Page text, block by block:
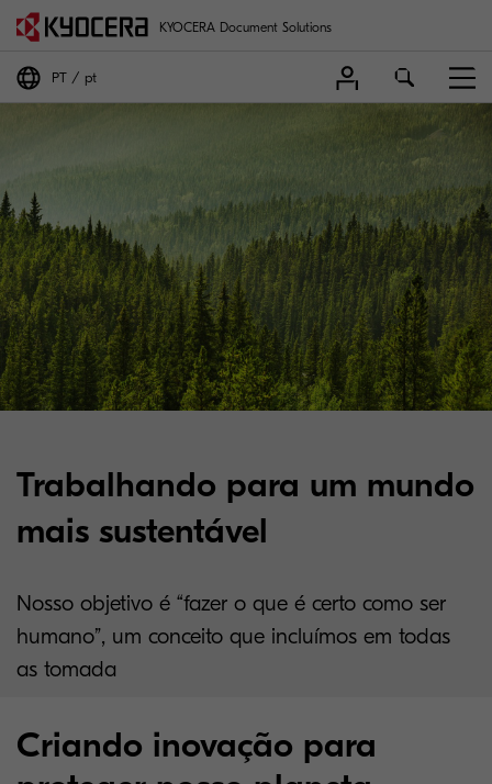
KYOCERA Document Solutions
PT pt
Trabalhando para um mundo
mais sustentável
Nosso objetivo é “fazer o que é certo como ser
humano”, um conceito que incluímos em todas
as tomada
Criando inovação para